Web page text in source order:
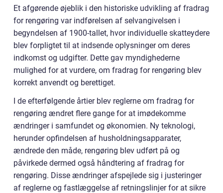
Et afgørende øjeblik i den historiske udvikling af fradrag
for rengøring var indførelsen af selvangivelsen i
begyndelsen af 1900-tallet, hvor individuelle skatteydere
blev forpligtet til at indsende oplysninger om deres
indkomst og udgifter. Dette gav myndighederne
mulighed for at vurdere, om fradrag for rengøring blev
korrekt anvendt og berettiget.
I de efterfølgende årtier blev reglerne om fradrag for
rengøring ændret flere gange for at imødekomme
ændringer i samfundet og økonomien. Ny teknologi,
herunder opfindelsen af husholdningsapparater,
ændrede den måde, rengøring blev udført på og
påvirkede dermed også håndtering af fradrag for
rengøring. Disse ændringer afspejlede sig i justeringer
af reglerne og fastlæggelse af retningslinjer for at sikre